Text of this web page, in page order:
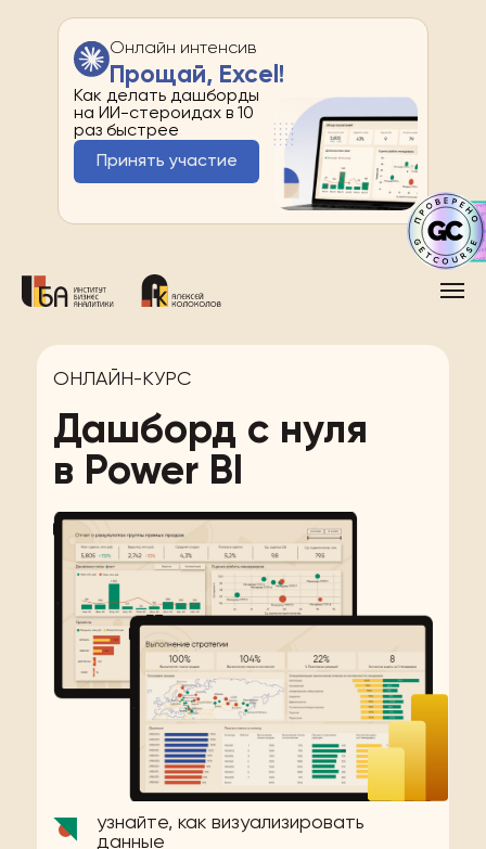
Онлайн интенсив
Прощай, Excel!
Как делать дашборды
на ИИ-стероидах в 10
раз быстрее
Принять участие
ОНЛАЙН-КУРС
Дашборд с нуля
в Power BI
узнайте, как визуализировать
данные